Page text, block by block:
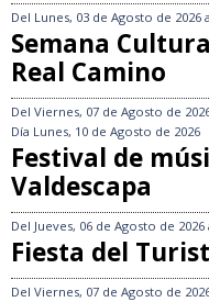
Del Lunes, 03 de Agosto de 2026
Semana
Real Camino
Del Viernes, 07 de Agosto de
Día Lunes, 10 de Agosto de 2026
Festival de
Valdescapa
Del Jueves, 06 de Agosto de 2026
Fiesta del
Del Viernes, 07 de Agosto de